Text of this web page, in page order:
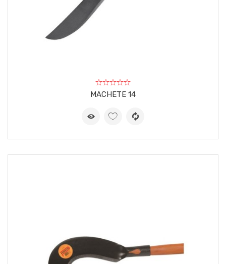
MACHETE 14